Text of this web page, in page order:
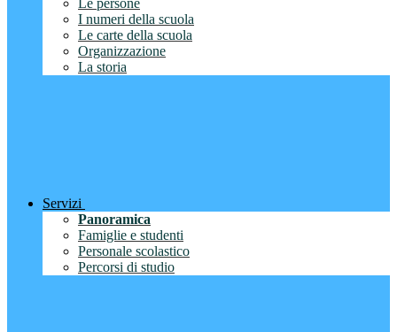
Le persone
I numeri della scuola
Le carte della scuola
Organizzazione
La storia
Servizi
Panoramica
Famiglie e studenti
Personale scolastico
Percorsi di studio